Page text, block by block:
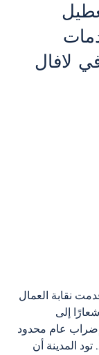
لافال
5 نجوم.
نقابة العمال
إلى
عام محدود
المدة يوم 7 نوفمبر 2023. تود المدينة أن